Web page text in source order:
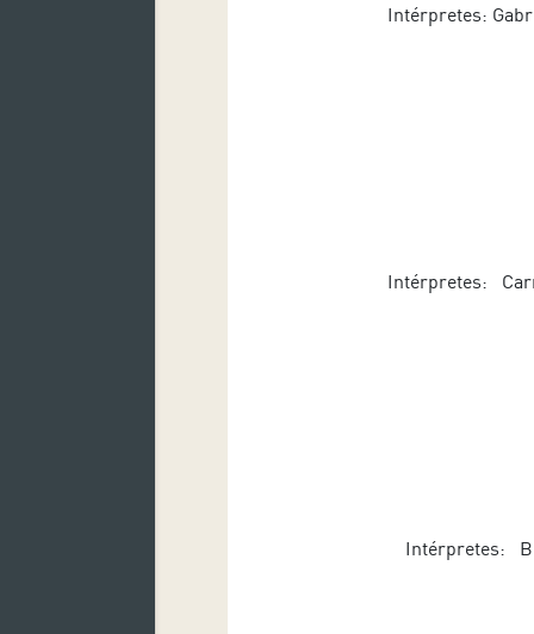
Intérpretes:
Intérpretes:
Intérpretes: